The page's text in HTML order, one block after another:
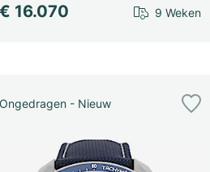
€ 16.070 9 Weken
Ongedragen - Nieuw